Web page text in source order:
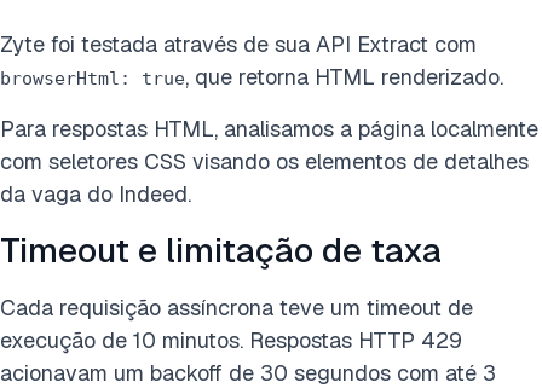
Zyte foi testada através de sua API Extract com
browserHtml: true, que retorna HTML renderizado.
Para respostas HTML, analisamos a página localmente
com seletores CSS visando os elementos de detalhes
da vaga do Indeed.
Timeout e limitação de taxa
Cada requisição assíncrona teve um timeout de
execução de 10 minutos. Respostas HTTP 429
acionavam um backoff de 30 segundos com até 3